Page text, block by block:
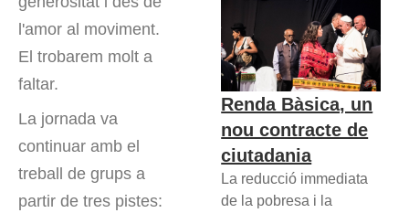
l'amor al moviment.
El trobarem molt a
faltar.
La jornada va
continuar amb el
treball de grups a
partir de tres pistes:
Renda Bàsica, un
nou contracte de
ciutadania
La reducció immediata
de la pobresa i la